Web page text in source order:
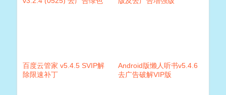
百度云管家 v5.4.5 SVIP解
除限速补丁
Android版懒人听书v5.4.6
去广告破解VIP版